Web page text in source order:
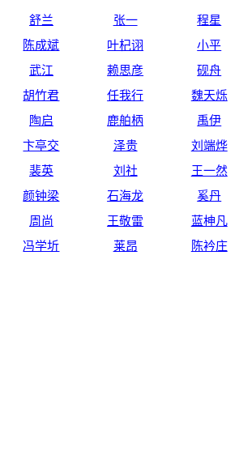
舒兰 张一
程星
陈成斌 叶杞诩
小平
武江 赖思彦
砚舟
胡竹君 任我行
魏天烁
陶启 鹿舶柄
禹伊
卞亭交 泽贵
刘端烨
裴英 刘社
王一然
颜钟梁 石海龙
奚丹
周尚 王敬雷
蓝柛凡
冯学圻 莱昂 陈衿庄